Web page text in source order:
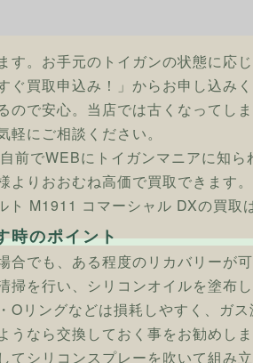
す。お手元のトイガンの状態に応
ぐ買取申込み！」からお申し込みく
ので安心。当店では古くなってし
軽にご相談ください。
前でWEBにトイガンマニアに知
よりおおむね高価で買取できます。
ト M1911 コマーシャル DXの買取
時のポイント
合でも、ある程度のリカバリーが
掃を行い、シリコンオイルを塗布
Oリングなどは損耗しやすく、ガ
なら交換しておく事をお勧めしま
てシリコンスプレーを吹いて組み